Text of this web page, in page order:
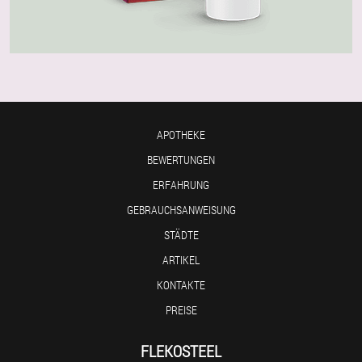
APOTHEKE
BEWERTUNGEN
ERFAHRUNG
GEBRAUCHSANWEISUNG
STÄDTE
ARTIKEL
KONTAKTE
PREISE
FLEKOSTEEL